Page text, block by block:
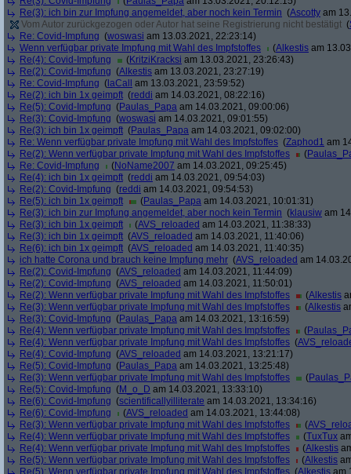
Re(3): ich bin zur Impfung angemeldet, aber noch kein Termin (Ascotty am
Vom Autor zurückgezogen oder Autor hat seine Registrierung nicht bestätigt (
Re: Covid-Impfung (woswasi am 13.03.2021, 22:23:14)
Wenn verfügbar private Impfung mit Wahl des Impfstoffes
(Alkestis am
Re(4): Covid-Impfung
(KritziKracksi am 13.03.2021, 23:26:43)
Re(2): Covid-Impfung (Alkestis am 13.03.2021, 23:27:19)
Re: Covid-Impfung ( laCall
am 13.03.2021, 23:59:52)
Re(2): ich bin 1x geimpft (reddi am 14.03.2021, 08:22:16)
Re(5): Covid-Impfung (Paulas_Papa am 14.03.2021, 09:00:06)
Re(3): Covid-Impfung (woswasi am 14.03.2021, 09:01:55)
Re(3): ich bin 1x geimpft (Paulas_Papa am 14.03.2021, 09:02:00)
Re: Wenn verfügbar private Impfung mit Wahl des Impfstoffes (Zaphod1 am
Re(2): Wenn verfügbar private Impfung mit Wahl des Impfstoffes
(
Re: Covid-Impfung
(NoName2007 am 14.03.2021, 09:25:45)
Re(4): ich bin 1x geimpft (reddi am 14.03.2021, 09:54:03)
Re(2): Covid-Impfung (reddi am 14.03.2021, 09:54:53)
Re(5): ich bin 1x geimpft
(Paulas_Papa am 14.03.2021, 10:01:31)
Re(3): ich bin zur Impfung angemeldet, aber noch kein Termin (klausiw am
Re(3): ich bin 1x geimpft
(AVS_reloaded am 14.03.2021, 11:38:33)
Re(3): ich bin 1x geimpft (AVS_reloaded am 14.03.2021, 11:40:06)
Re(6): ich bin 1x geimpft (AVS_reloaded am 14.03.2021, 11:40:35)
ich hatte Corona und brauch keine Impfung mehr (AVS_reloaded am
Re(2): Covid-Impfung (AVS_reloaded am 14.03.2021, 11:44:09)
Re(2): Covid-Impfung (AVS_reloaded am 14.03.2021, 11:50:01)
Re(2): Wenn verfügbar private Impfung mit Wahl des Impfstoffes
(Alkestis
Re(3): Wenn verfügbar private Impfung mit Wahl des Impfstoffes
(Alkestis
Re(3): Covid-Impfung (Paulas_Papa am 14.03.2021, 13:16:59)
Re(4): Wenn verfügbar private Impfung mit Wahl des Impfstoffes
(
Re(4): Wenn verfügbar private Impfung mit Wahl des Impfstoffes (
Re(4): Covid-Impfung (AVS_reloaded am 14.03.2021, 13:21:17)
Re(5): Covid-Impfung (Paulas_Papa am 14.03.2021, 13:25:48)
Re(3): Wenn verfügbar private Impfung mit Wahl des Impfstoffes
(
Re(5): Covid-Impfung (M_o_D am 14.03.2021, 13:33:10)
Re(6): Covid-Impfung (scientificallyilliterate am 14.03.2021, 13:34:16)
Re(6): Covid-Impfung
(AVS_reloaded am 14.03.2021, 13:44:08)
Re(3): Wenn verfügbar private Impfung mit Wahl des Impfstoffes
(
Re(4): Wenn verfügbar private Impfung mit Wahl des Impfstoffes
(TuxTux
Re(4): Wenn verfügbar private Impfung mit Wahl des Impfstoffes
(Alkestis
Re(5): Wenn verfügbar private Impfung mit Wahl des Impfstoffes
(Alkestis
Re(5): Wenn verfügbar private Impfung mit Wahl des Impfstoffes (Alkestis am